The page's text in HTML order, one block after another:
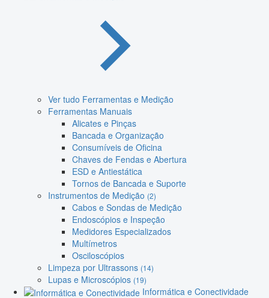
Ver tudo Ferramentas e Medição
Ferramentas Manuais
Alicates e Pinças
Bancada e Organização
Consumíveis de Oficina
Chaves de Fendas e Abertura
ESD e Antiestática
Tornos de Bancada e Suporte
Instrumentos de Medição (2)
Cabos e Sondas de Medição
Endoscópios e Inspeção
Medidores Especializados
Multímetros
Osciloscópios
Limpeza por Ultrassons (14)
Lupas e Microscópios (19)
Informática e Conectividade